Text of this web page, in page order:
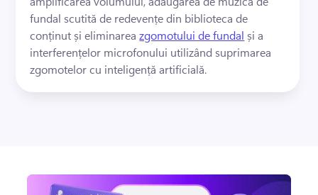
fundal scutită de redevențe din biblioteca de
conținut și eliminarea zgomotului de fundal și a
interferențelor microfonului utilizând suprimarea
zgomotelor cu inteligență artificială.